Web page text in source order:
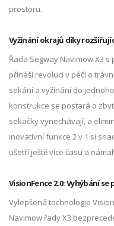
prostoru.
Vyžínání okrajů díky
Řada Segway Navimow X3
přináší revoluci v péči o
sekání a vyžínání do
konstrukce se postará o
sekačky vynechávají, a
inovativní funkce 2 v 1 si
ušetří ještě více času a
VisionFence 2.0: Vyhýbání
Vylepšená technologie
Navimow řady X3